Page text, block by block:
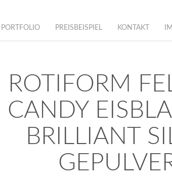
PORTFOLIO PREISBEISPIEL KONTAKT
ROTIFORM
CANDY
BRILLIANT